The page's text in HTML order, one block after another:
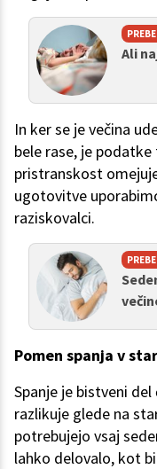
Ali
In ker se je večina
bele rase, je
pristranskost
ugotovitve
raziskovalci.
Pomen spanja v
Spanje je bistveni
razlikuje glede na
potrebujejo vsaj
lahko delovalo, kot